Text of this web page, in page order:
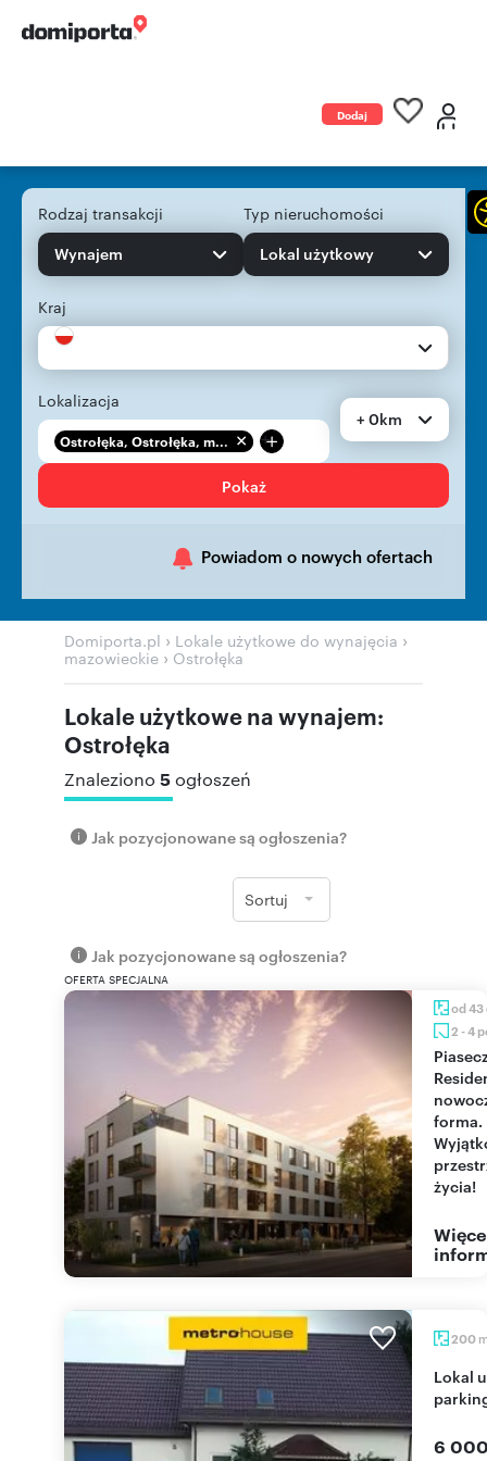
Dodaj
Rodzaj transakcji
Wynajem
Typ nieruchomości
Lokal użytkowy
Kraj
Lokalizacja
Ostrołęka, Ostrołęka, m... +
+ 0km
Pokaż
Powiadom o nowych ofertach
Domiporta.pl › Lokale użytkowe do wynajęcia ›
mazowieckie › Ostrołęka
Lokale użytkowe na wynajem:
Ostrołęka
Znaleziono 5ogłoszeń
Jak pozycjonowane są ogłoszenia?
Sortuj
Jak pozycjonowane są ogłoszenia?
OFERTA SPECJALNA
od 43
2 - 4
Piaseczno
forma.
życia!
200
Lokal usługowy 200 m² z warsztatem i
6